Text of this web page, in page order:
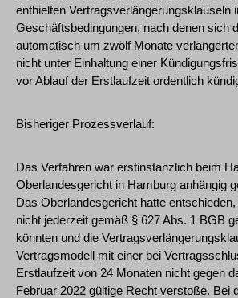
enthielten Vertragsverlängerungsklauseln
Geschäftsbedingungen, nach denen sich
automatisch um zwölf Monate
nicht unter Einhaltung einer
vor Ablauf der Erstlaufzeit ordentlich
Bisheriger Prozessverlauf:
Das Verfahren war erstinstanzlich beim
Oberlandesgericht in Hamburg anhängig
Das Oberlandesgericht hatte
nicht jederzeit gemäß § 627 Abs. 1 BGB
könnten und die
Vertragsmodell mit einer bei
Erstlaufzeit von 24 Monaten nicht gegen
Februar 2022 gültige Recht verstoße. Bei